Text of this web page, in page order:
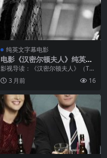
纯英文字幕电影
电影《汉密尔顿夫人》纯英文
字幕MP4下载
影视导读：《汉密尔顿夫人》（Th
at Hamilton Woman，1941）是费
雯·丽与劳伦斯·奥利弗合作的又一部
顿——从底...
3 月前 16